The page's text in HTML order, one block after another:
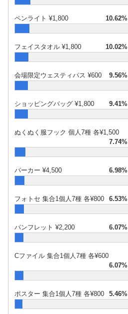
ペンライト ¥1,800 10.62%
フェイスタオル ¥1,800 10.02%
会場限定ウェスティパス ¥600 9.56%
ショッピングバッグ ¥1,800 9.41%
ぬくぬく服フック 個人7種 各¥1,500
7.74%
パーカー ¥4,500 6.98%
フォトセ 集合1個人7種 各¥800 6.53%
パンフレット ¥2,200 6.07%
Cファイル 集合1個人7種 各¥600
6.07%
ポスター 集合1個人7種 各¥800 5.46%